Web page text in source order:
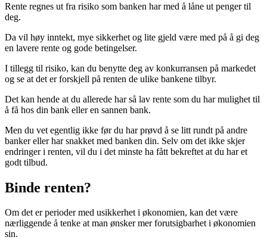
Rente regnes ut fra risiko som banken har med å låne ut penger til
deg.
Da vil høy inntekt, mye sikkerhet og lite gjeld være med på å gi deg
en lavere rente og gode betingelser.
I tillegg til risiko, kan du benytte deg av konkurransen på markedet
og se at det er forskjell på renten de ulike bankene tilbyr.
Det kan hende at du allerede har så lav rente som du har mulighet til
å få hos din bank eller en sannen bank.
Men du vet egentlig ikke før du har prøvd å se litt rundt på andre
banker eller har snakket med banken din. Selv om det ikke skjer
endringer i renten, vil du i det minste ha fått bekreftet at du har et
godt tilbud.
Binde renten?
Om det er perioder med usikkerhet i økonomien, kan det være
nærliggende å tenke at man ønsker mer forutsigbarhet i økonomien
sin.